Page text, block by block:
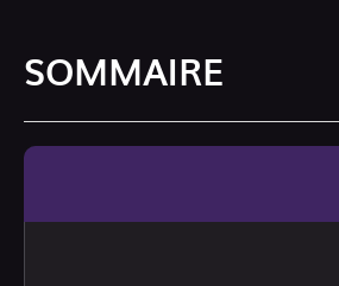
SOMMAIRE